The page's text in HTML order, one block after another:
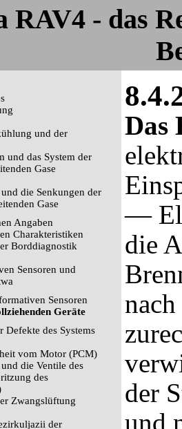
RAV4 - das
und der
und das System der
Gase
die Senkungen der
Gase
Angaben
Charakteristiken
Borddiagnostik
Sensoren und
Sensoren
Geräte
Defekte des Systems
vom Motor (PCM)
die Ventile des
des
Zwangslüftung
der
Das
—
die
der
und